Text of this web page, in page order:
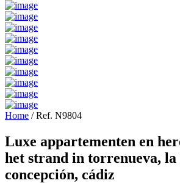
Home / Ref. N9804
Luxe appartementen en
het strand in torrenueva, la
concepción, cádiz